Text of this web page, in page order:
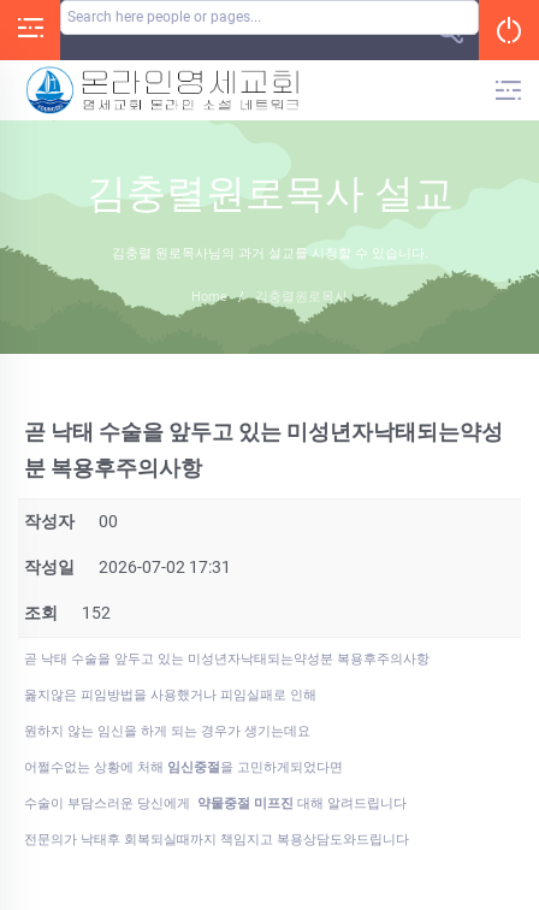
김충렬원로목사 설교
김충렬 원로목사님의 과거 설교를 시청할 수 있습니다.
Home / 김충렬원로목사
곧 낙태 수술을 앞두고 있는 미성년자낙태되는약성
분 복용후주의사항
작성자 00
작성일 2026-07-02 17:31
조회 152
곧 낙태 수술을 앞두고 있는 미성년자낙태되는약성분 복용후주의사항
옳지않은 피임방법을 사용했거나 피임실패로 인해
원하지 않는 임신을 하게 되는 경우가 생기는데요
어쩔수없는 상황에 처해 임신중절을 고민하게되었다면
수술이 부담스러운 당신에게 약물중절 미프진 대해 알려드립니다
전문의가 낙태후 회복되실때까지 책임지고 복용상담도와드립니다